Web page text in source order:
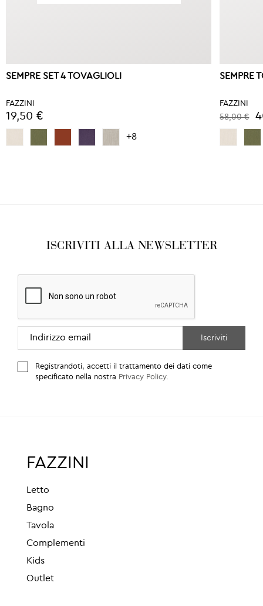
SEMPRE SET 4 TOVAGLIOLI
FAZZINI
19,50 €
+8
SEMPRE
FAZZINI
58,00 €
ISCRIVITI ALLA NEWSLETTER
Registrandoti, accetti il trattamento dei dati come
specificato nella nostra Privacy Policy.
FAZZINI
Letto
Bagno
Tavola
Complementi
Kids
Outlet